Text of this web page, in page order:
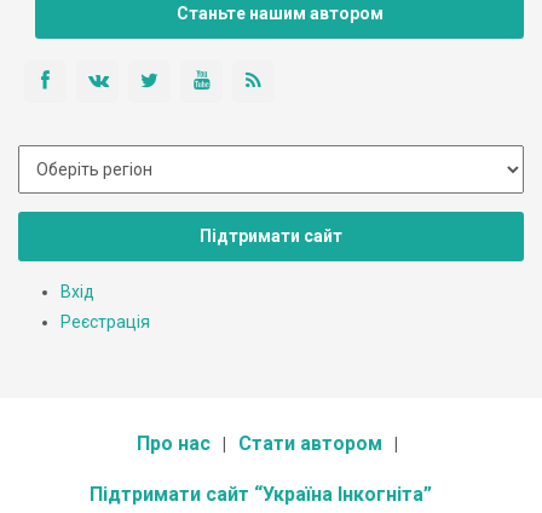
Станьте нашим автором
Підтримати сайт
Вхід
Реєстрація
Про нас Стати автором
Підтримати сайт “Україна Інкогніта”